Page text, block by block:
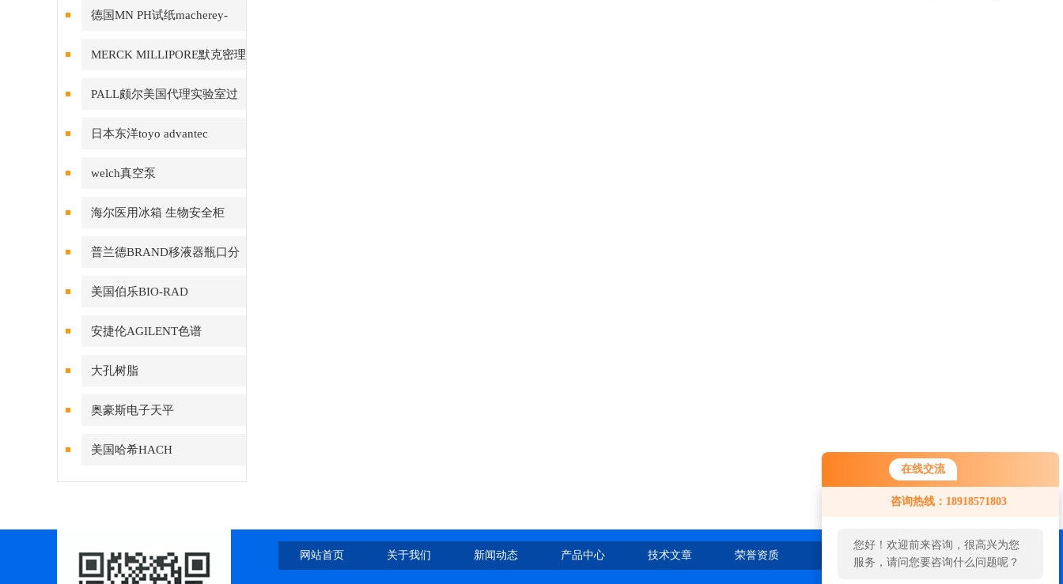
在线交流
咨询热线：18918571803
您好！欢迎前来咨询，很高兴为您
服务，请问您要咨询什么问题呢？
德国MN PH试纸macherey-
MERCK MILLIPORE默克密理
PALL颇尔美国代理实验室过
滤产品
日本东洋toyo advantec
welch真空泵
海尔医用冰箱 生物安全柜
普兰德BRAND移液器瓶口分
配器
美国伯乐BIO-RAD
安捷伦AGILENT色谱
大孔树脂
奥豪斯电子天平
美国哈希HACH
网站首页 关于我们 新闻动态 产品中心 技术文章 荣誉资质 在线留言 联系我们